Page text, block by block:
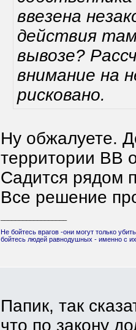
ввезена
действия
вывозе?
внимание на
рисковано.
Ну обжалуете.
территории ВВ
Садится рядом
Все решение
Не бойтесь врагов -они могут только
бойтесь людей равнодушных - именно с
Папик, так
что по закону